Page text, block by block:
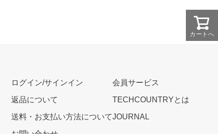
カートへ
ログイン/サインイン
返品について
送料・お支払い方法について
会員サービス
TECHCOUNTRYとは
JOURNAL